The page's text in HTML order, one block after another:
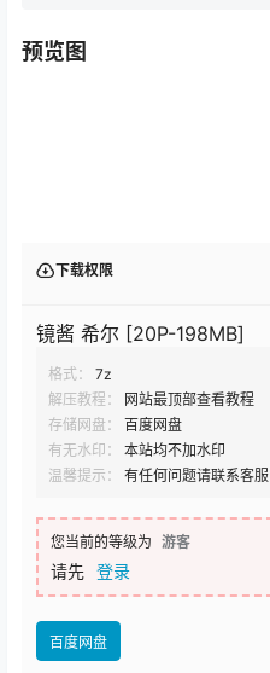
预览图
下载权限
镜酱 希尔 [20P-198MB]
格式：
7z
解压教程：
网站最顶部查看教程
存储网盘：
百度网盘
有无水印：
本站均不加水印
温馨提示：
有任何问题请联系客服
您当前的等级为 游客
请先 登录
百度网盘